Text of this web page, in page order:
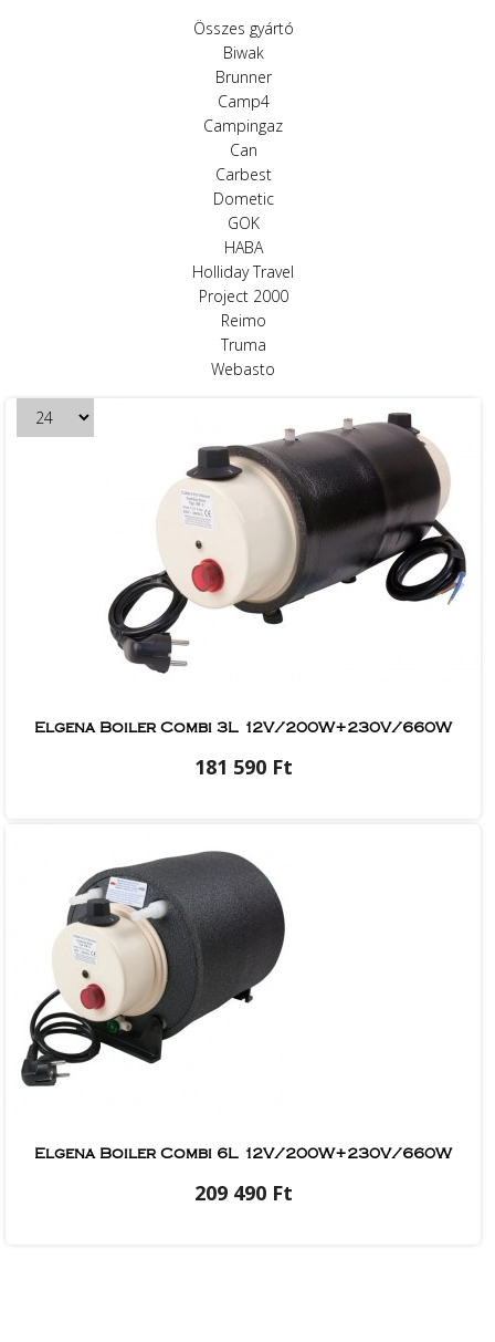
Összes gyártó
Biwak
Brunner
Camp4
Campingaz
Can
Carbest
Dometic
GOK
HABA
Holliday Travel
Project 2000
Reimo
Truma
Webasto
Elgena Boiler Combi 3L 12V/200W+230V/660W
181 590 Ft
Elgena Boiler Combi 6L 12V/200W+230V/660W
209 490 Ft